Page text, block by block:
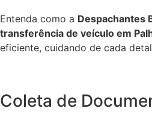
Entenda como a Despachantes
transferência de veículo em
eficiente, cuidando de cada
Coleta de